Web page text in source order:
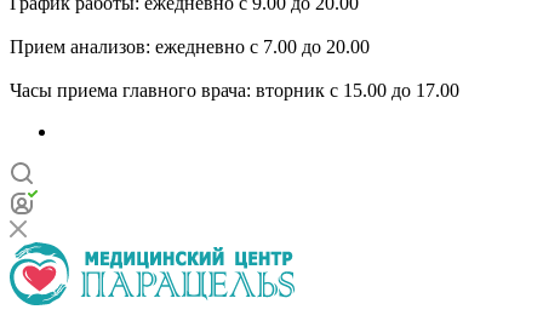
Прием анализов: ежедневно с 7.00 до 20.00
Часы приема главного врача: вторник с 15.00 до 17.00